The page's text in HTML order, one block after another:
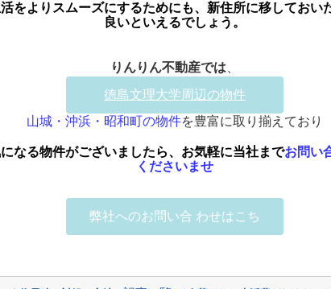
をよりスムーズにするためにも、新住所に移しておい
良いといえるでしょう。
りんりん不動産では
徳島文理大学周辺の物件
山城・沖浜・昭和町の物件を豊富に取り揃えており
なる物件がございましたら、お気軽に当社までお問い
くださいませ
弊社へのお問い合 わせはこち